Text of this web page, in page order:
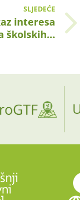
SLJEDEĆE
interesa
školskih…